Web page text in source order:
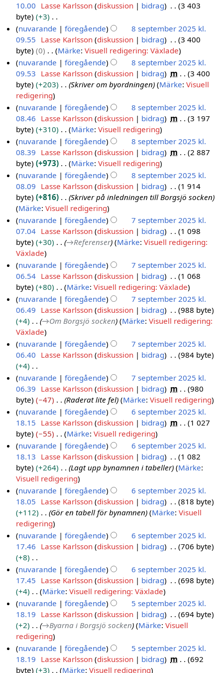
g
i
n
g
t
n
i
n
g
2
n
r
e
d
i
g
e
r
g
s
s
a
m
m
a
n
f
a
t
t
n
i
n
g
n
g
e
n
r
e
d
i
g
e
r
i
g
s
s
a
m
m
a
n
f
a
t
t
n
i
n
g
10.00 Lasse Karlsson diskussion bidrag
3 403
byte
+3
I
n
g
e
n
r
e
d
i
g
e
r
i
g
s
s
a
m
m
a
n
f
a
t
t
n
i
n
g
nuvarande föregående
8 september 2025 kl.
09.55 Lasse Karlsson diskussion bidrag
3 400
byte
0
I
n
g
e
n
r
e
d
i
g
e
r
i
n
g
s
s
a
m
m
a
n
f
a
t
t
n
i
n
g
Märke:Visuell redigering: Växlade
nuvarande
föregående
8 september 2025 kl.
09.53 Lasse Karlsson diskussion bidrag m
3 400
byte
+203 Skriver om byordningen Märke:Visuell
redigering
nuvarande
föregående
8 september 2025 kl.
08.46 Lasse Karlsson diskussion bidrag m
3 197
byte
+310
I
n
g
e
n
r
e
d
i
g
e
r
i
n
s
s
a
m
m
a
n
f
a
t
t
n
i
n
g
Märke:Visuell redigering
nuvarande
föregående
8 september 2025 kl.
08.39 Lasse Karlsson diskussion bidrag m
2 887
byte
+973
I
n
g
e
n
r
e
d
i
g
e
r
i
n
g
s
a
m
m
a
n
f
a
t
t
n
i
n
g
Märke:Visuell redigering
nuvarande
föregående
8 september 2025 kl.
08.09 Lasse Karlsson diskussion bidrag
1 914
byte
+816
Skriver på inledningen till Borgsjö socken
Märke:Visuell redigering
p
m
2
5
nuvarande föregående
7 september 2025 kl.
07.04 Lasse Karlsson diskussion bidrag
1 098
byte
+30 →Referenser Märke:Visuell redigering:
Växlade
nuvarande
föregående
7 september 2025 kl.
06.54 Lasse Karlsson diskussion bidrag
1 068
byte
+80
I
n
g
e
n
r
e
d
i
g
e
r
i
g
s
s
a
m
m
a
n
f
a
t
t
n
i
n
g
Märke:Visuell redigering: Växlade
nuvarande
föregående
7 september 2025 kl.
06.49 Lasse Karlsson diskussion bidrag
988 byte
+4
→Om Borgsjö socken Märke:Visuell redigering:
Växlade
nuvarande
föregående
7 september 2025 kl.
06.40 Lasse Karlsson diskussion bidrag
984 byte
+4
I
n
g
e
n
r
e
d
i
g
e
r
i
n
s
s
a
m
m
a
n
f
a
t
t
n
nuvarande föregående
7 september 2025 kl.
06.39 Lasse Karlsson diskussion bidrag m
980
byte
−47 Raderat lite fel Märke:Visuell redigering
e
m
2
5
nuvarande föregående
6 september 2025 kl.
18.15 Lasse Karlsson diskussion bidrag m
1 027
byte
−55
I
n
g
e
n
r
e
d
i
g
e
r
i
n
g
s
s
a
m
m
a
Märke:Visuell redigering
nuvarande
föregående
6 september 2025 kl.
18.13 Lasse Karlsson diskussion bidrag
1 082
byte
+264 Lagt upp bynamnen i tabeller Märke:
Visuell redigering
nuvarande
föregående
6 september 2025 kl.
18.05 Lasse Karlsson diskussion bidrag
818 byte
+112
Gör en tabell för bynamnen Märke:Visuell
redigering
nuvarande
föregående
6 september 2025 kl.
17.46 Lasse Karlsson diskussion bidrag
706 byte
+8
I
n
g
e
n
r
e
d
i
g
nuvarande föregående
6 september 2025 kl.
17.45 Lasse Karlsson diskussion bidrag
698 byte
+4
I
n
g
e
n
r
e
Märke:Visuell redigering: Växlade
p
nuvarande föregående
5 september 2025 kl.
18.19 Lasse Karlsson diskussion bidrag
694 byte
+2
→Byarna i Borgsjö socken Märke:Visuell
redigering
nuvarande
föregående
5 september 2025 kl.
18.19 Lasse Karlsson diskussion bidrag m
692
byte
+3
Märke:Visuell redigering